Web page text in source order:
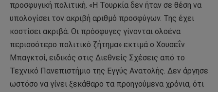
προσφυγική πολιτική. «Η Τουρκία δεν ήταν σε θέση να
υπολογίσει τον ακριβή αριθμό προσφύγων. Της έχει
κοστίσει ακριβά. Οι πρόσφυγες γίνονται ολοένα
περισσότερο πολιτικό ζήτημα» εκτιμά ο Χουσεΐν
Μπαγκτσί, ειδικός στις Διεθνείς Σχέσεις από το
Τεχνικό Πανεπιστήμιο της Εγγύς Ανατολής. Δεν άργησε
ωστόσο να γίνει ξεκάθαρο τα προηγούμενα χρόνια, ότι